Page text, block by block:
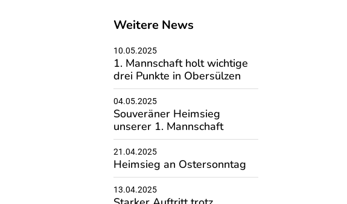
Weitere News
10.05.2025
1. Mannschaft holt wichtige
drei Punkte in Obersülzen
04.05.2025
Souveräner Heimsieg
unserer 1. Mannschaft
21.04.2025
Heimsieg an Ostersonntag
13.04.2025